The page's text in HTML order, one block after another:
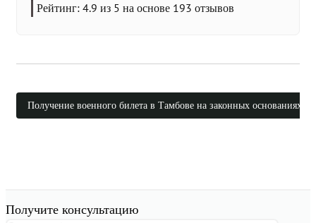
Рейтинг: 4.9 из 5 на основе 193 отзывов
Получение военного билета в Тамбове на законных основаниях
Получите консультацию